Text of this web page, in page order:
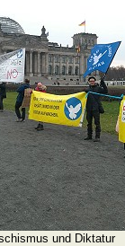
und Diktatur